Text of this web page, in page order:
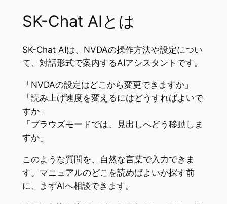
SK-Chat AIとは
SK-Chat AIは、NVDAの操作方法や設定につい
て、対話形式で案内するAIアシスタントです。
「NVDAの設定はどこから変更できますか」
「読み上げ速度を変えるにはどうすればよいで
すか」
「ブラウズモードでは、見出しへどう移動しま
すか」
このような質問を、自然な言葉で入力できま
す。マニュアルのどこを読めばよいか探す前
に、まずAIへ相談できます。